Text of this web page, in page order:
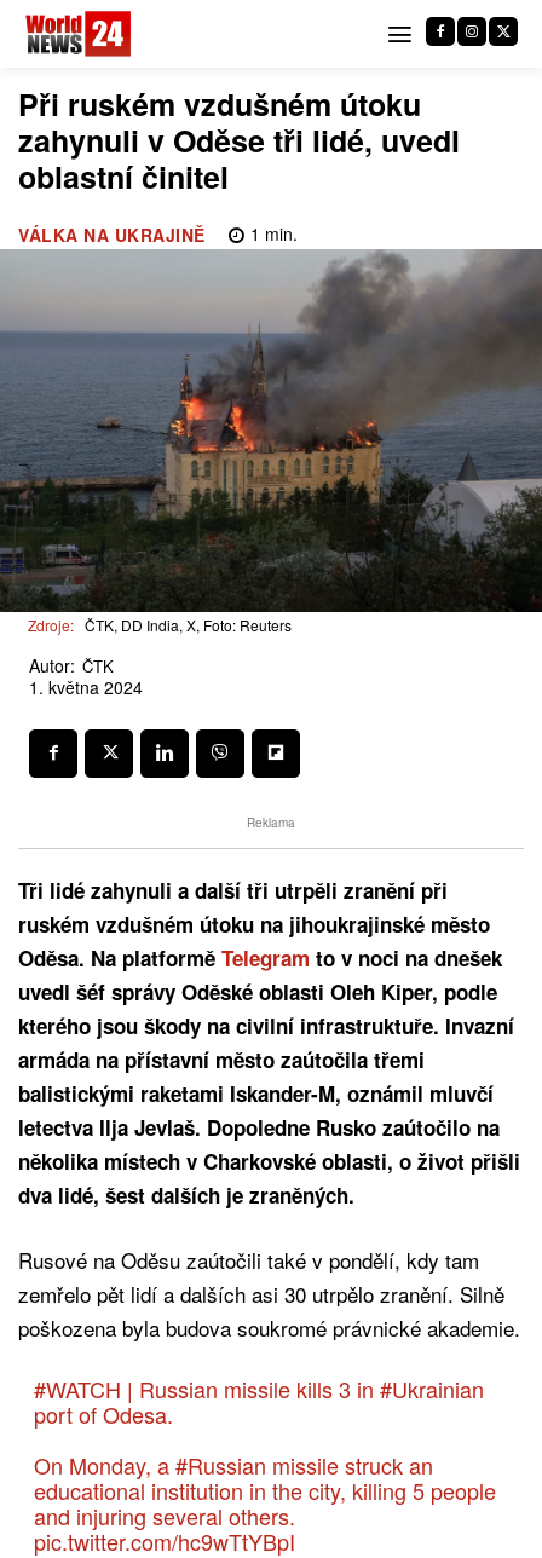
Při ruském vzdušném útoku
zahynuli v Oděse tři lidé, uvedl
oblastní činitel
VÁLKA NA UKRAJINĚ 1 min.
Zdroje: ČTK, DD India, X, Foto: Reuters
Autor: ČTK
1. května 2024
Reklama
Tři lidé zahynuli a další tři utrpěli zranění při
ruském vzdušném útoku na jihoukrajinské město
Oděsa. Na platformě Telegram to v noci na dnešek
uvedl šéf správy Oděské oblasti Oleh Kiper, podle
kterého jsou škody na civilní infrastruktuře. Invazní
armáda na přístavní město zaútočila třemi
balistickými raketami Iskander-M, oznámil mluvčí
letectva Ilja Jevlaš. Dopoledne Rusko zaútočilo na
několika místech v Charkovské oblasti, o život přišli
dva lidé, šest dalších je zraněných.
Rusové na Oděsu zaútočili také v pondělí, kdy tam
zemřelo pět lidí a dalších asi 30 utrpělo zranění. Silně
poškozena byla budova soukromé právnické akademie.
#WATCH | Russian missile kills 3 in #Ukrainian
port of Odesa.
On Monday, a#Russian missile struck an
educational institution in the city, killing 5 people
and injuring several others.
pic.twitter.com/hc9wTtYBpI